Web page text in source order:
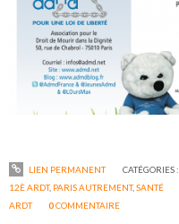
LIEN PERMANENT CATÉGORIES :
12È ARDT, PARIS AUTREMENT,SANTÉ
ARDT
0COMMENTAIRE